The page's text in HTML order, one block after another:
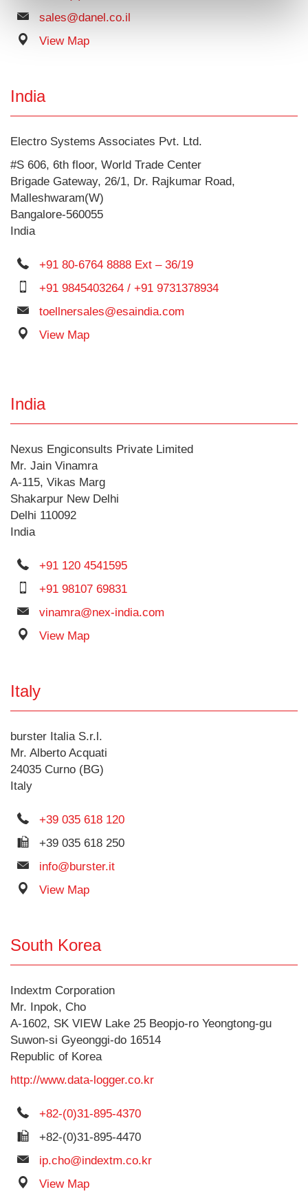
sales@danel.co.il
View Map
India
Electro Systems Associates Pvt. Ltd.
#S 606, 6th floor, World Trade Center
Brigade Gateway, 26/1, Dr. Rajkumar Road,
Malleshwaram(W)
Bangalore-560055
India
+91 80-6764 8888 Ext – 36/19
+91 9845403264 / +91 9731378934
toellnersales@esaindia.com
View Map
India
Nexus Engiconsults Private Limited
Mr. Jain Vinamra
A-115, Vikas Marg
Shakarpur New Delhi
Delhi 110092
India
+91 120 4541595
+91 98107 69831
vinamra@nex-india.com
View Map
Italy
burster Italia S.r.l.
Mr. Alberto Acquati
24035 Curno (BG)
Italy
+39 035 618 120
+39 035 618 250
info@burster.it
View Map
South Korea
Indextm Corporation
Mr. Inpok, Cho
A-1602, SK VIEW Lake 25 Beopjo-ro Yeongtong-gu
Suwon-si Gyeonggi-do 16514
Republic of Korea
http://www.data-logger.co.kr
+82-(0)31-895-4370
+82-(0)31-895-4470
ip.cho@indextm.co.kr
View Map